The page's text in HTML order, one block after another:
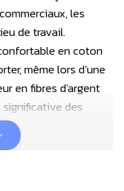
les
de travail.
en coton
même lors d’une
en fibres d'argent
des